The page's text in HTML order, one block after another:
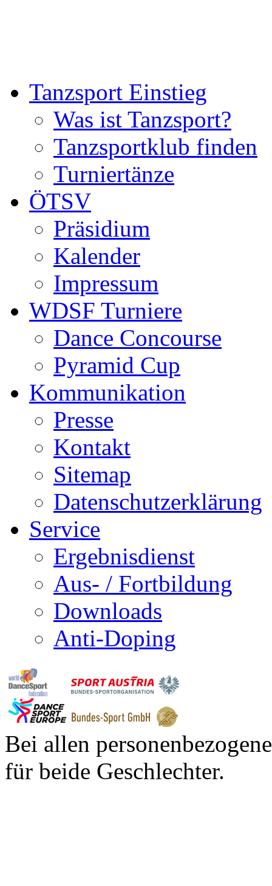
Tanzsport Einstieg
Was ist Tanzsport?
Tanzsportklub finden
Turniertänze
ÖTSV
Präsidium
Kalender
Impressum
WDSF Turniere
Dance Concourse
Pyramid Cup
Kommunikation
Presse
Kontakt
Sitemap
Datenschutzerklärung
Service
Ergebnisdienst
Aus- / Fortbildung
Downloads
Anti-Doping
Bei allen
für beide Geschlechter.